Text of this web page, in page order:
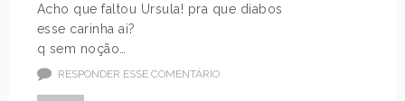
Acho que faltou Ursula! pra que diabos
esse carinha ai?
q sem noção…
RESPONDER ESSE COMENTÁRIO